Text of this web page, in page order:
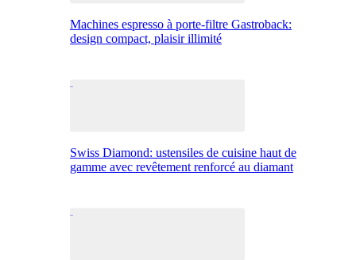
Machines espresso à porte-filtre Gastroback:
design compact, plaisir illimité
Swiss Diamond: ustensiles de cuisine haut de
gamme avec revêtement renforcé au diamant